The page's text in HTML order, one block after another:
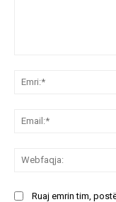
Ruaj emrin tim,